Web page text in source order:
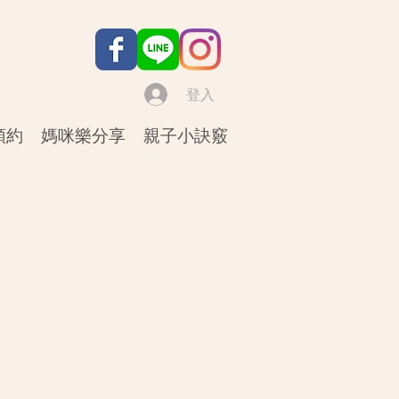
登入
約 媽咪樂分享 親子小訣竅